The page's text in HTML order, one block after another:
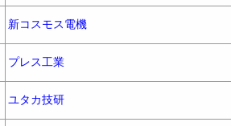
新コスモス電機
プレス工業
ユタカ技研